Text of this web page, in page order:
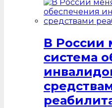
В России
система